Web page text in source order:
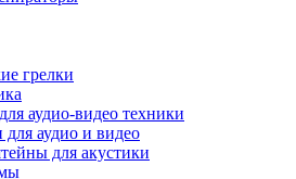
Чехлы и сумки
Другое
Фоторамки
воздухоочистителей и
грелки
аудио-видео техники
для аудио и видео
для акустики